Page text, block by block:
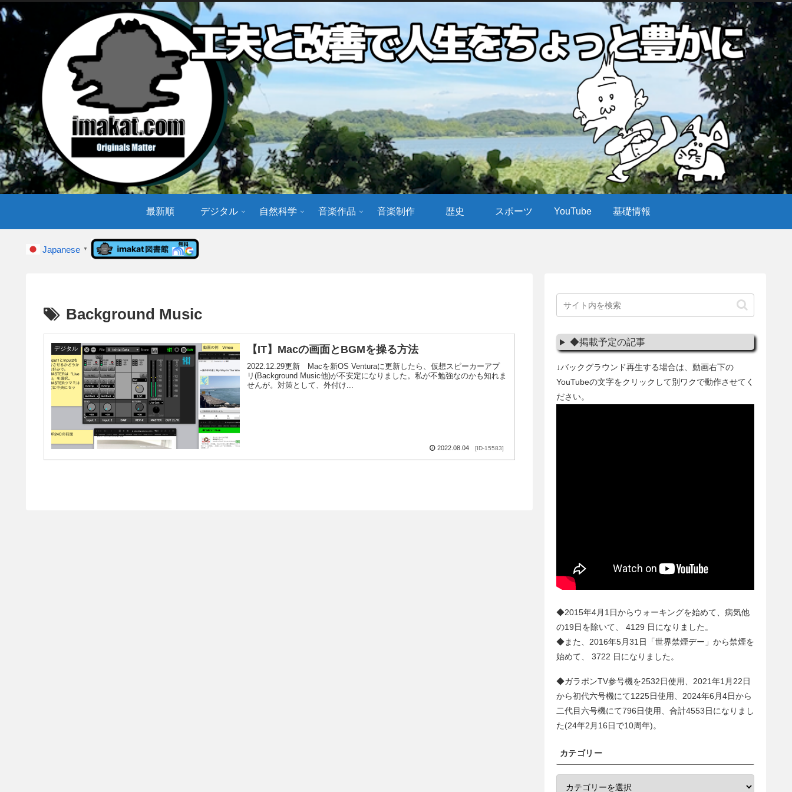
最新順 デジタル 自然科学 音楽作品 音楽制作 歴史 スポーツ YouTube 基礎情報
Japanese ▼
Background Music
デジタル 【IT】Macの画面とBGMを操る方法
2022.12.29更新 Macを新OS Venturaに更新したら、仮想スピーカーアプ
リ(Background Music他)が不安定になりました。私が不勉強なのかも知れま
せんが。対策として、外付け...
2022.08.04 [ID-15583]
◆掲載予定の記事
↓バックグラウンド再生する場合は、動画右下の
YouTubeの文字をクリックして別ワクで動作させてく
ださい。
◆2015年4月1日からウォーキングを始めて、病気他
の19日を除いて、 4129 日になりました。
◆また、2016年5月31日「世界禁煙デー」から禁煙を
始めて、 3722 日になりました。
◆ガラポンTV参号機を2532日使用、2021年1月22日
から初代六号機にて1225日使用、2024年6月4日から
二代目六号機にて796日使用、合計4553日になりまし
た(24年2月16日で10周年)。
カテゴリー